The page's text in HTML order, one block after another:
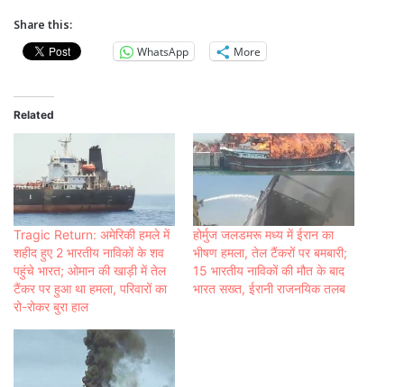
Share this:
WhatsApp
More
Related
Tragic Return: अमेरिकी हमले में
शहीद हुए 2 भारतीय नाविकों के शव
पहुंचे भारत; ओमान की खाड़ी में तेल
टैंकर पर हुआ था हमला, परिवारों का
रो-रोकर बुरा हाल
होर्मुज जलडमरू मध्य में ईरान का
भीषण हमला, तेल टैंकरों पर बमबारी;
15 भारतीय नाविकों की मौत के बाद
भारत सख्त, ईरानी राजनयिक तलब